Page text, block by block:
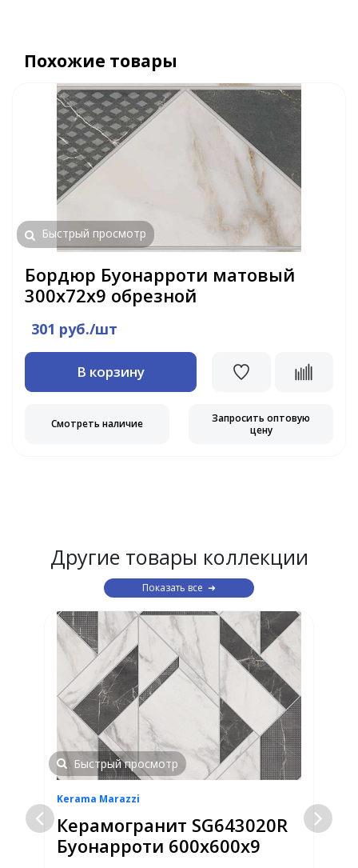
Похожие товары
Быстрый просмотр
Бордюр Буонарроти матовый
300х72х9 обрезной
301 руб./шт
В корзину
Смотреть наличие
Запросить оптовую
цену
Другие товары коллекции
Показать все
Быстрый просмотр
Kerama Marazzi
Керамогранит SG643020R
Буонарроти 600х600х9